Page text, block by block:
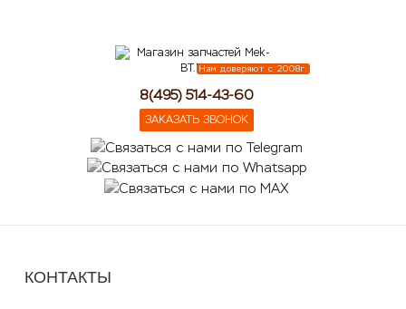
Нам доверяют с 2008г.
8(495) 514-43-60
ЗАКАЗАТЬ ЗВОНОК
КОНТАКТЫ